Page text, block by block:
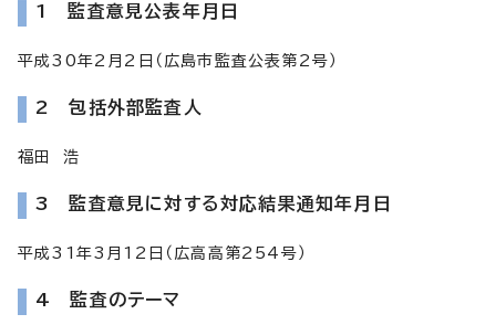
1 監査意見公表年月日
平成30年2月2日（広島市監査公表第2号）
2 包括外部監査人
福田 浩
3 監査意見に対する対応結果通知年月日
平成31年3月12日（広高高第254号）
4 監査のテーマ